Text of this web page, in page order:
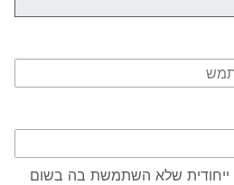
שלא השתמשת בה בשום